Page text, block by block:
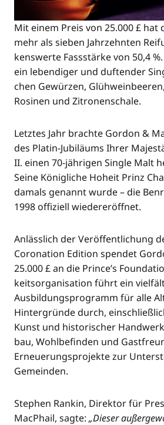
Mit einem Preis von 25.000 £ hat
mehr als sie­ben Jahr­zehn­ten
kens­wer­te Fass­stär­ke von 50,4
ein leben­di­ger und duf­ten­der
chen Gewür­zen,
Rosi­nen und Zitronenschale.
Letz­tes Jahr brach­te Gor­don &
des Pla­tin-Jubi­lä­ums Ihrer
II. einen 70-jäh­ri­gen Sin­gle Malt
Sei­ne König­li­che Hoheit Prinz
damals genannt wur­de – die
1998 offi­zi­ell wiedereröffnet.
Anläss­lich der Ver­öf­fent­li­chung
Coro­na­ti­on Edi­ti­on spen­det
25.000 £ an die Prince’s
keits­or­ga­ni­sa­ti­on führt ein
Aus­bil­dungs­pro­gramm für alle
Hin­ter­grün­de durch,
Kunst und his­to­ri­scher
bau, Wohl­be­fin­den und
Erneue­rungs­pro­jek­te zur
Gemeinden.
Ste­phen Ran­kin, Direk­tor für
MacPhail, sag­te: „Die­ser